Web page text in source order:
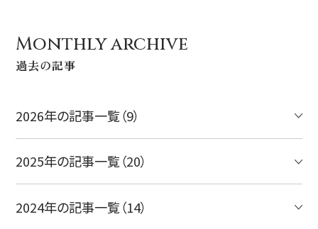
Monthly archive
過去の記事
2026年の記事一覧（9）
2025年の記事一覧（20）
2024年の記事一覧（14）